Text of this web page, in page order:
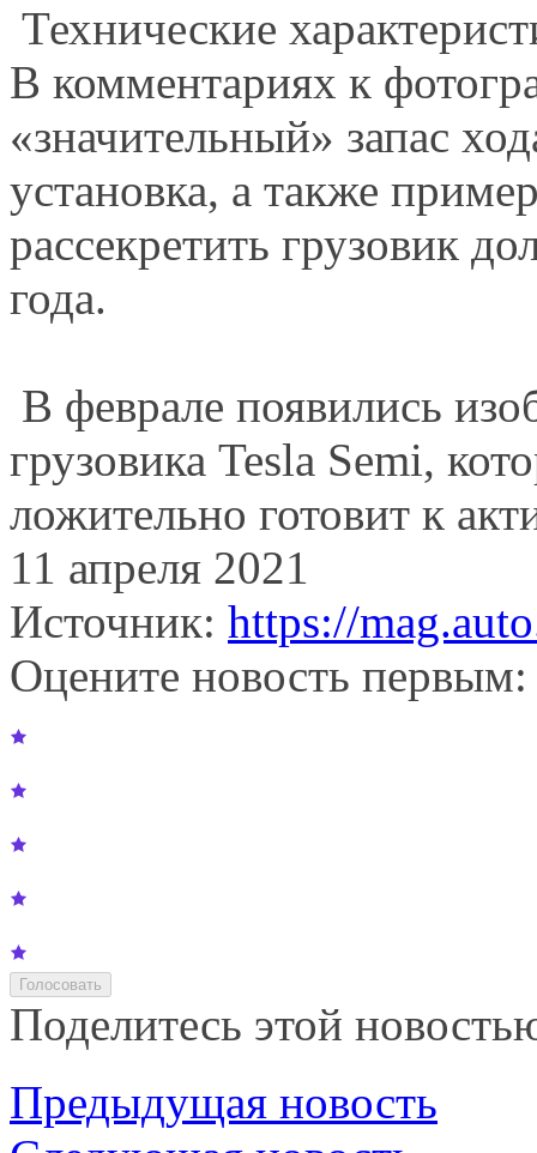
Технические
В коммента­риях к
«значитель­ный» запас
установка, а также
рассекретить грузовик
года.
В феврале появились
грузовика Tesla Semi,
ложительно готовит к
11 апреля 2021
Источник: https://
Оцените новость первым:
Поделитесь этой
Предыдущая новость